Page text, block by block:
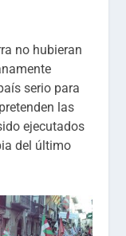
no hubieran
serio para
las
ejecutados
del último